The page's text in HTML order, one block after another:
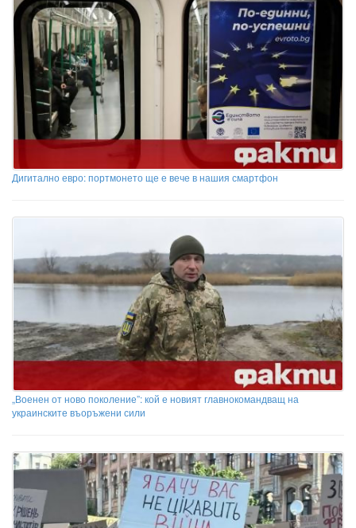
Дигитално евро: портмонето ще е вече в нашия смартфон
„Военен от ново поколение”: кой е новият главнокомандващ на
украинските въоръжени сили